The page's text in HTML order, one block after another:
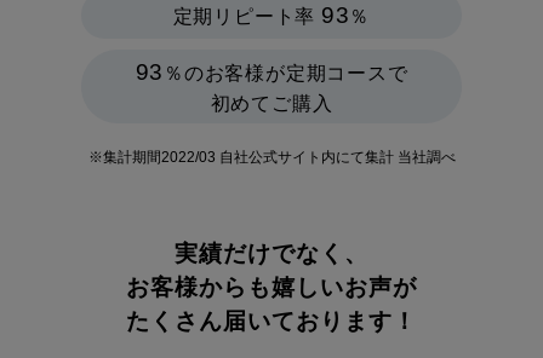
定期リピート率 93 ％
93 ％のお客様が定期コースで
初めてご購入
※集計期間2022/03 自社公式サイト内にて集計 当社調べ
実績だけでなく、
お客様からも嬉しいお声が
たくさん届いております！